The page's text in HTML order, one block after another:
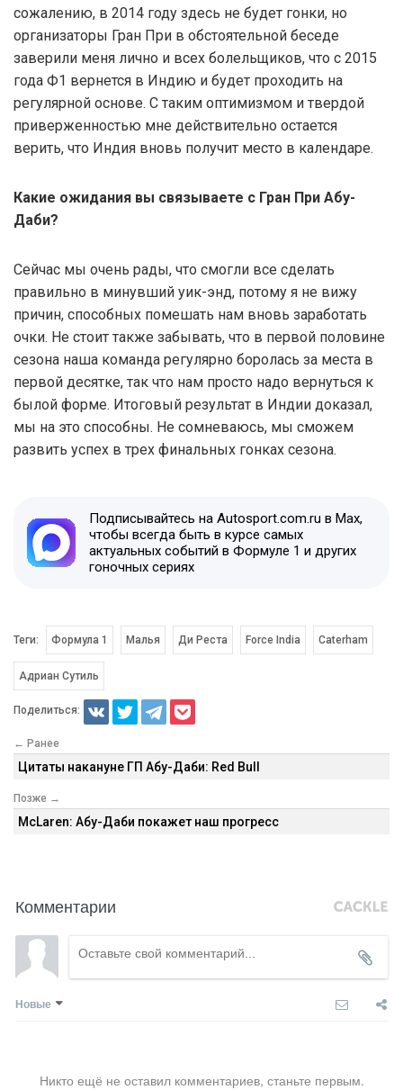
сожалению, в 2014 году здесь не будет гонки, но
организаторы Гран При в обстоятельной беседе
заверили меня лично и всех болельщиков, что с 2015
года Ф1 вернется в Индию и будет проходить на
регулярной основе. С таким оптимизмом и твердой
приверженностью мне действительно остается
верить, что Индия вновь получит место в календаре.
Какие ожидания вы связываете с Гран При Абу-
Даби?
Сейчас мы очень рады, что смогли все сделать
правильно в минувший уик-энд, потому я не вижу
причин, способных помешать нам вновь заработать
очки. Не стоит также забывать, что в первой половине
сезона наша команда регулярно боролась за места в
первой десятке, так что нам просто надо вернуться к
былой форме. Итоговый результат в Индии доказал,
мы на это способны. Не сомневаюсь, мы сможем
развить успех в трех финальных гонках сезона.
Подписывайтесь на Autosport.com.ru в Max,
чтобы всегда быть в курсе самых
актуальных событий в Формуле 1 и других
гоночных сериях
Теги: Формула 1 Малья Ди Реста Force India Caterham
Адриан Сутиль
Поделиться:
← Ранее
Цитаты накануне ГП Абу-Даби: Red Bull
Позже →
McLaren: Абу-Даби покажет наш прогресс
Комментарии
Новые
Никто ещё не оставил комментариев, станьте первым.